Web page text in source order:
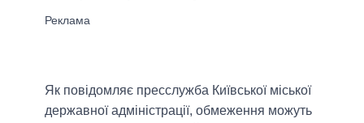
Як повідомляє пресслужба Київської міської
державної адміністрації, обмеження можуть